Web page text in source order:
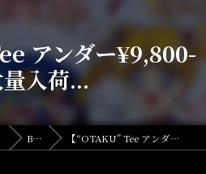
アンダー¥9,800-
入荷...
BLOG 【“OTAKU” Tee アンダー¥9,800- 超大量入荷...